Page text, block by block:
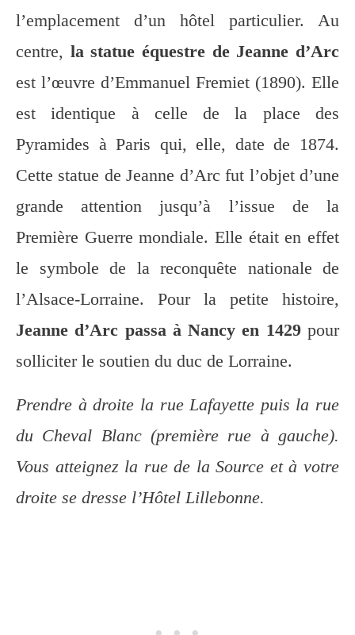
l’emplacement d’un hôtel particulier. Au
centre, la statue équestre de Jeanne d’Arc
est l’œuvre d’Emmanuel Fremiet (1890). Elle
est identique à celle de la place des
Pyramides à Paris qui, elle, date de 1874.
Cette statue de Jeanne d’Arc fut l’objet d’une
grande attention jusqu’à l’issue de la
Première Guerre mondiale. Elle était en effet
le symbole de la reconquête nationale de
l’Alsace-Lorraine. Pour la petite histoire,
Jeanne d’Arc passa à Nancy en 1429pour
solliciter le soutien du duc de Lorraine.
Prendre à droite la rue Lafayette puis la rue
du Cheval Blanc (première rue à gauche).
Vous atteignez la rue de la Source et à votre
droite se dresse l’Hôtel Lillebonne.